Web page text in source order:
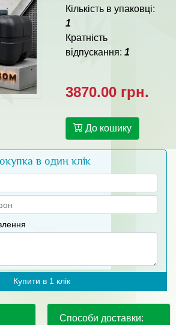
Кількість в упаковці:
1
Кратність
відпускання: 1
3870.00 грн.
До кошику
в один клік
Купити в 1 клік
Способи доставки: